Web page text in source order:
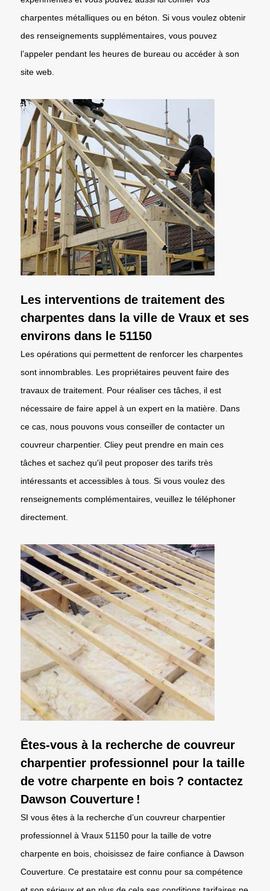
charpentes métalliques ou en béton. Si vous voulez obtenir
des renseignements supplémentaires, vous pouvez
l’appeler pendant les heures de bureau ou accéder à son
site web.
Les interventions de traitement des
charpentes dans la ville de Vraux et ses
environs dans le 51150
Les opérations qui permettent de renforcer les charpentes
sont innombrables. Les propriétaires peuvent faire des
travaux de traitement. Pour réaliser ces tâches, il est
nécessaire de faire appel à un expert en la matière. Dans
ce cas, nous pouvons vous conseiller de contacter un
couvreur charpentier. Cliey peut prendre en main ces
tâches et sachez qu'il peut proposer des tarifs très
intéressants et accessibles à tous. Si vous voulez des
renseignements complémentaires, veuillez le téléphoner
directement.
Êtes-vous à la recherche de couvreur
charpentier professionnel pour la taille
de votre charpente en bois ? contactez
Dawson Couverture !
SI vous êtes à la recherche d’un couvreur charpentier
professionnel à Vraux 51150 pour la taille de votre
charpente en bois, choisissez de faire confiance à Dawson
Couverture. Ce prestataire est connu pour sa compétence